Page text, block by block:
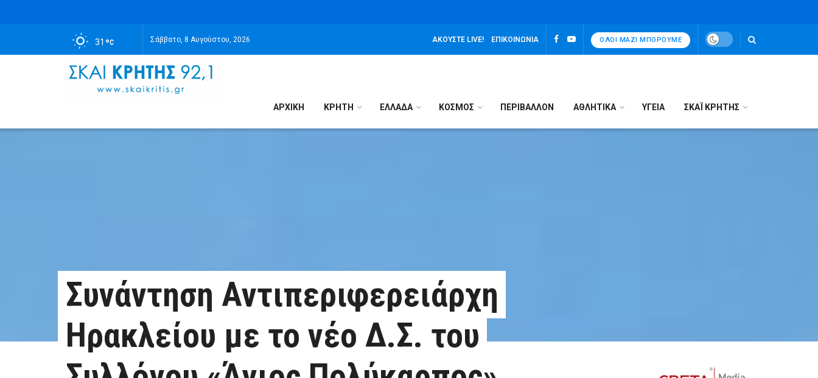
31 Σάββατο, 8 Αυγούστου, 2026 ΑΚΟΎΣΤΕ LIVE! ΕΠΙΚΟΙΝΩΝΊΑ ΌΛΟΙ ΜΑΖΊ ΜΠΟΡΟΎΜΕ
ΑΡΧΙΚΉ ΚΡΗΤΗ ΕΛΛΑΔΑ ΚΟΣΜΟΣ ΠΕΡΙΒΑΛΛΟΝ ΑΘΛΗΤΙΚΑ ΥΓΕΙΑ ΣΚΑΪ ΚΡΗΤΗΣ
Συνάντηση Αντιπεριφερειάρχη
Ηρακλείου με το νέο Δ.Σ. του